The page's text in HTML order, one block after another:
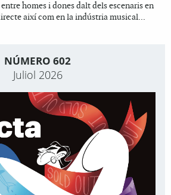
homes i dones dalt dels escenaris en
així com en la indústria musical...
NÚMERO 602
Juliol 2026